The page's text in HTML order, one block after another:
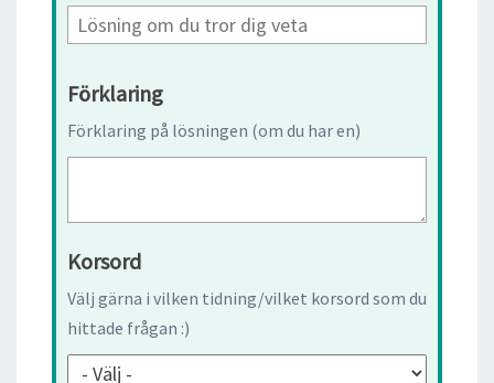
Förklaring
Förklaring på lösningen (om du har en)
Korsord
Välj gärna i vilken tidning/vilket korsord som du
hittade frågan :)